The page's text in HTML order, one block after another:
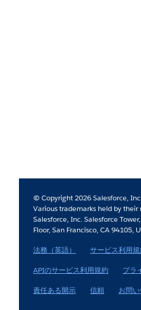
© Copyright 2026 Salesforce,
Various trademarks held by their
Salesforce, Inc. Salesforce
Floor, San Francisco, CA 94105,
法務（英語）
サービス利用規
APIのサービス利用規約
プラ
責任ある開示
信頼 お問